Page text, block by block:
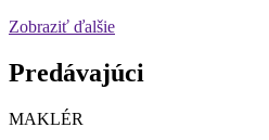
Zobraziť ďalšie
Predávajúci
MAKLÉR